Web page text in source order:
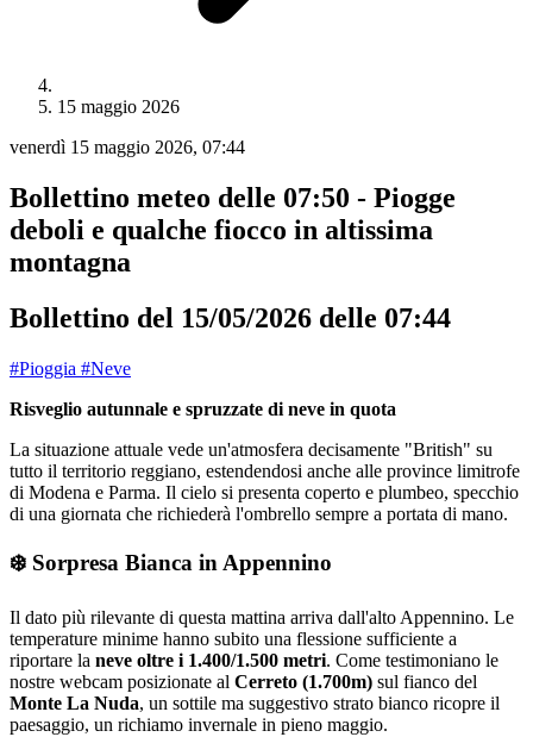
15 maggio 2026
venerdì 15 maggio 2026, 07:44
Bollettino meteo delle 07:50 - Piogge
deboli e qualche fiocco in altissima
montagna
Bollettino del 15/05/2026 delle 07:44
#Pioggia #Neve
Risveglio autunnale e spruzzate di neve in quota
La situazione attuale vede un'atmosfera decisamente "British" su
tutto il territorio reggiano, estendendosi anche alle province limitrofe
di Modena e Parma. Il cielo si presenta coperto e plumbeo, specchio
di una giornata che richiederà l'ombrello sempre a portata di mano.
❄️ Sorpresa Bianca in Appennino
Il dato più rilevante di questa mattina arriva dall'alto Appennino. Le
temperature minime hanno subito una flessione sufficiente a
riportare la neve oltre i 1.400/1.500 metri. Come testimoniano le
nostre webcam posizionate al Cerreto (1.700m) sul fianco del
Monte La Nuda, un sottile ma suggestivo strato bianco ricopre il
paesaggio, un richiamo invernale in pieno maggio.